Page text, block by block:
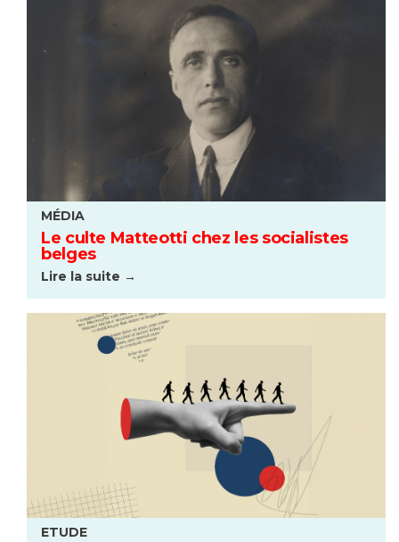
MÉDIA
Le culte Matteotti chez les socialistes
belges
Lire la suite →
ETUDE